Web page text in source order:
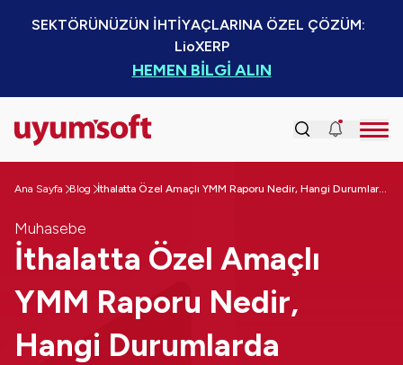
SEKTÖRÜNÜZÜN İHTİYAÇLARINA ÖZEL ÇÖZÜM:
LioXERP
HEMEN BİLGİ ALIN
Ana Sayfa Blog İthalatta Özel Amaçlı YMM Raporu Nedir, Hangi Durumlarda Zorunludur?
Muhasebe
İthalatta Özel Amaçlı
YMM Raporu Nedir,
Hangi Durumlarda